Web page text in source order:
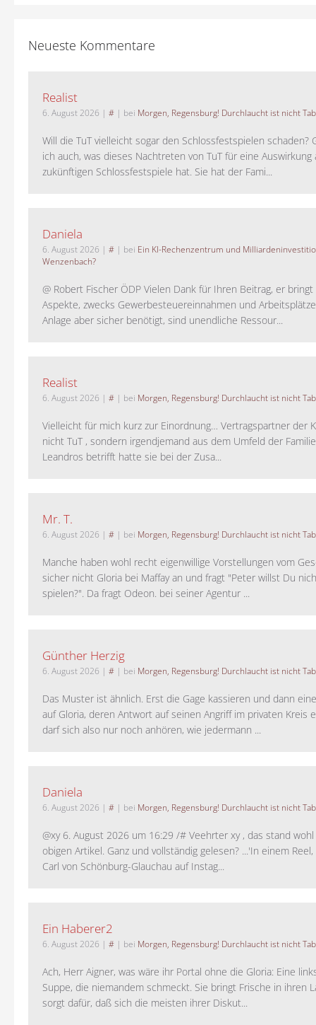
Neueste Kommentare
Realist
6. August 2026 | # | bei Morgen, Regensburg! Durchlaucht ist nicht
Will die TuT vielleicht sogar den Schlossfestspielen schaden?
ich auch, was dieses Nachtreten von TuT für eine Auswirkung
zukünftigen Schlossfestspiele hat. Sie hat der Fami...
Daniela
6. August 2026 | # | bei Ein KI-Rechenzentrum und
Wenzenbach?
@ Robert Fischer ÖDP Vielen Dank für Ihren Beitrag, er
Aspekte, zwecks Gewerbesteuereinnahmen und
Anlage aber sicher benötigt, sind unendliche Ressour...
Realist
6. August 2026 | # | bei Morgen, Regensburg! Durchlaucht ist nicht
Vielleicht für mich kurz zur Einordnung… Vertragspartner der
nicht TuT , sondern irgendjemand aus dem Umfeld der
Leandros betrifft hatte sie bei der Zusa...
Mr. T.
6. August 2026 | # | bei Morgen, Regensburg! Durchlaucht ist nicht
Manche haben wohl recht eigenwillige Vorstellungen vom
sicher nicht Gloria bei Maffay an und fragt "Peter willst Du
spielen?". Da fragt Odeon. bei seiner Agentur ...
Günther Herzig
6. August 2026 | # | bei Morgen, Regensburg! Durchlaucht ist nicht
Das Muster ist ähnlich. Erst die Gage kassieren und dann
auf Gloria, deren Antwort auf seinen Angriff im privaten Kreis
darf sich also nur noch anhören, wie jedermann ...
Daniela
6. August 2026 | # | bei Morgen, Regensburg! Durchlaucht ist nicht
@xy 6. August 2026 um 16:29 /# Veehrter xy , das stand
obigen Artikel. Ganz und vollständig gelesen? ...'In einem
Carl von Schönburg-Glauchau auf Instag...
Ein Haberer2
6. August 2026 | # | bei Morgen, Regensburg! Durchlaucht ist nicht
Ach, Herr Aigner, was wäre ihr Portal ohne die Gloria: Eine
Suppe, die niemandem schmeckt. Sie bringt Frische in ihren
sorgt dafür, daß sich die meisten ihrer Diskut...